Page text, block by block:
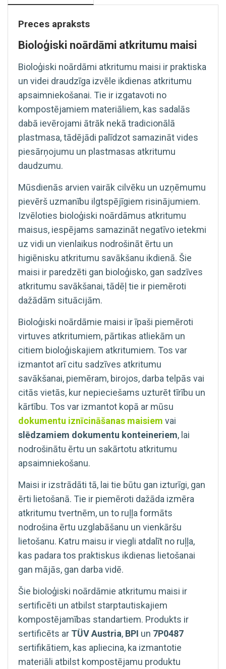
Preces apraksts
Bioloģiski noārdāmi atkritumu maisi
Bioloģiski noārdāmi atkritumu maisi ir praktiska
un videi draudzīga izvēle ikdienas atkritumu
apsaimniekošanai. Tie ir izgatavoti no
kompostējamiem materiāliem, kas sadalās
dabā ievērojami ātrāk nekā tradicionālā
plastmasa, tādējādi palīdzot samazināt vides
piesārņojumu un plastmasas atkritumu
daudzumu.
Mūsdienās arvien vairāk cilvēku un uzņēmumu
pievērš uzmanību ilgtspējīgiem risinājumiem.
Izvēloties bioloģiski noārdāmus atkritumu
maisus, iespējams samazināt negatīvo ietekmi
uz vidi un vienlaikus nodrošināt ērtu un
higiēnisku atkritumu savākšanu ikdienā. Šie
maisi ir paredzēti gan bioloģisko, gan sadzīves
atkritumu savākšanai, tādēļ tie ir piemēroti
dažādām situācijām.
Bioloģiski noārdāmie maisi ir īpaši piemēroti
virtuves atkritumiem, pārtikas atliekām un
citiem bioloģiskajiem atkritumiem. Tos var
izmantot arī citu sadzīves atkritumu
savākšanai, piemēram, birojos, darba telpās vai
citās vietās, kur nepieciešams uzturēt tīrību un
kārtību. Tos var izmantot kopā ar mūsu
dokumentu iznīcināšanas maisiem vai
slēdzamiem dokumentu konteineriem, lai
nodrošinātu ērtu un sakārtotu atkritumu
apsaimniekošanu.
Maisi ir izstrādāti tā, lai tie būtu gan izturīgi, gan
ērti lietošanā. Tie ir piemēroti dažāda izmēra
atkritumu tvertnēm, un to ruļļa formāts
nodrošina ērtu uzglabāšanu un vienkāršu
lietošanu. Katru maisu ir viegli atdalīt no ruļļa,
kas padara tos praktiskus ikdienas lietošanai
gan mājās, gan darba vidē.
Šie bioloģiski noārdāmie atkritumu maisi ir
sertificēti un atbilst starptautiskajiem
kompostējamības standartiem. Produkts ir
sertificēts ar TÜV Austria, BPI un 7P0487
sertifikātiem, kas apliecina, ka izmantotie
materiāli atbilst kompostējamu produktu